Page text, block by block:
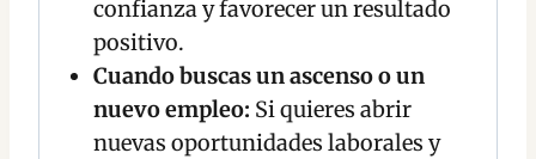
confianza y favorecer un resultado
positivo.
Cuando buscas un ascenso o un
nuevo empleo: Si quieres abrir
nuevas oportunidades laborales y